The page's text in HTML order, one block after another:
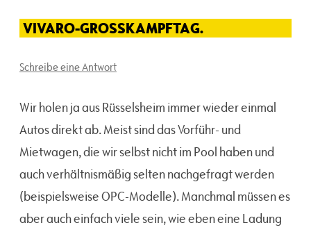
VIVARO-GROSSKAMPFTAG.
Schreibe eine Antwort
Wir holen ja aus Rüsselsheim immer wieder einmal
Autos direkt ab. Meist sind das Vorführ- und
Mietwagen, die wir selbst nicht im Pool haben und
auch verhältnismäßig selten nachgefragt werden
(beispielsweise OPC-Modelle). Manchmal müssen es
aber auch einfach viele sein, wie eben eine Ladung